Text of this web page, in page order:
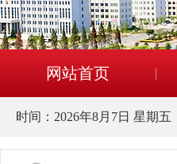
网站首页
时间： 2026年8月7日 星期五